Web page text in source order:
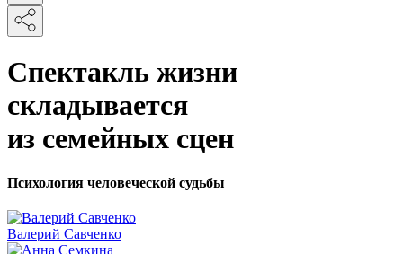
Спектакль жизни
складывается
из семейных сцен
Психология человеческой судьбы
Валерий Савченко